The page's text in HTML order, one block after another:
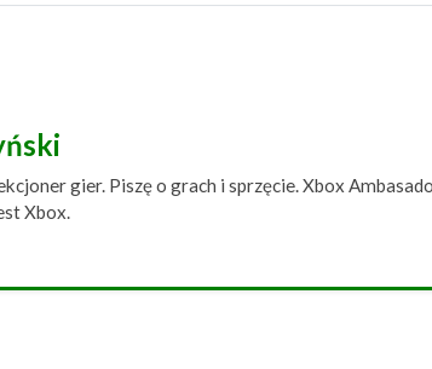
gier. Piszę o grach i sprzęcie. Xbox
Xbox.